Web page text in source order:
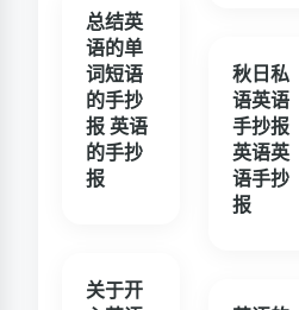
总结英
语的单
词短语
的手抄
报 英语
的手抄
报
关于开
秋日私
语英语
手抄报
英语英
语手抄
报